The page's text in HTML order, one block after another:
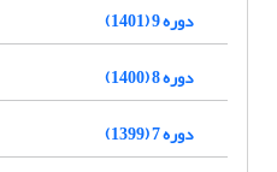
دوره 9 (1401)
دوره 8 (1400)
دوره 7 (1399)